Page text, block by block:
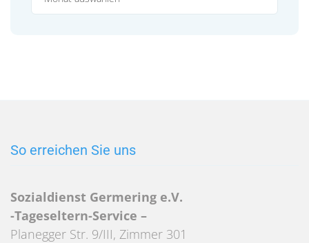
So erreichen Sie uns
Sozialdienst Germering e.V.
-Tageseltern-Service –
Planegger Str. 9/III, Zimmer 301